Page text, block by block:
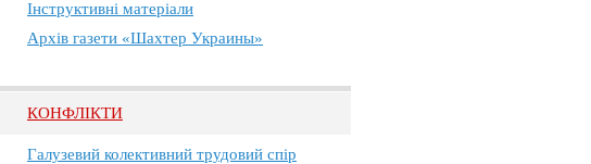
Інструктивні матеріали
Архів газети «Шахтер Украины»
КОНФЛІКТИ
Галузевий колективний трудовий спір